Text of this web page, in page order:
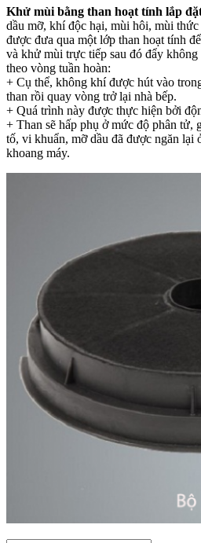
Khử mùi bằng than hoạt tính lắp
dầu mỡ, khí độc hại, mùi hôi, mùi thức
được đưa qua một lớp than hoạt tính
và khử mùi trực tiếp sau đó đẩy
theo vòng tuần hoàn:
+ Cụ thể, không khí được hút vào
than rồi quay vòng trở lại nhà bếp.
+ Quá trình này được thực hiện bởi
+ Than sẽ hấp phụ ở mức độ phân tử,
tố, vi khuẩn, mỡ dầu đã được ngăn lại
khoang máy.